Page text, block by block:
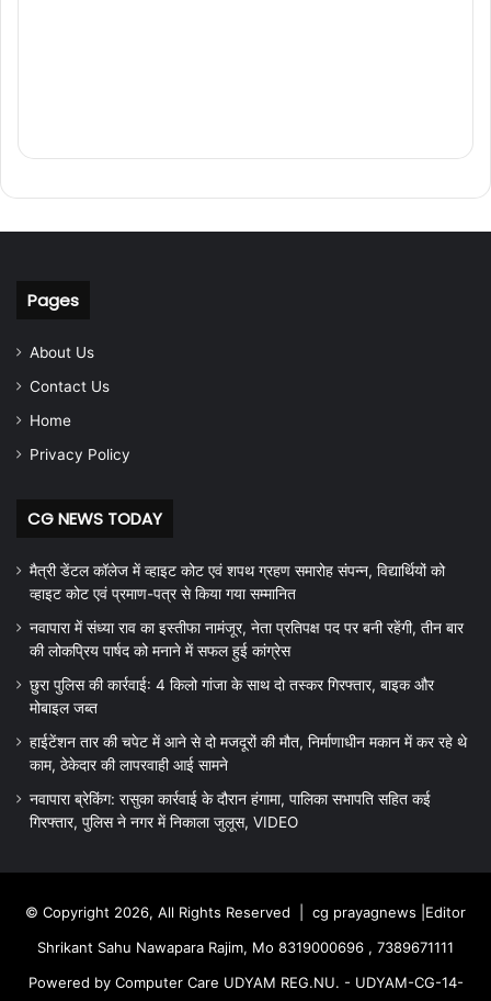
Pages
About Us
Contact Us
Home
Privacy Policy
CG NEWS TODAY
मैत्री डेंटल कॉलेज में व्हाइट कोट एवं शपथ ग्रहण समारोह संपन्न, विद्यार्थियों को
व्हाइट कोट एवं प्रमाण-पत्र से किया गया सम्मानित
नवापारा में संध्या राव का इस्तीफा नामंजूर, नेता प्रतिपक्ष पद पर बनी रहेंगी, तीन बार
की लोकप्रिय पार्षद को मनाने में सफल हुई कांग्रेस
छुरा पुलिस की कार्रवाई: 4 किलो गांजा के साथ दो तस्कर गिरफ्तार, बाइक और
मोबाइल जब्त
हाईटेंशन तार की चपेट में आने से दो मजदूरों की मौत, निर्माणाधीन मकान में कर रहे थे
काम, ठेकेदार की लापरवाही आई सामने
नवापारा ब्रेकिंग: रासुका कार्रवाई के दौरान हंगामा, पालिका सभापति सहित कई
गिरफ्तार, पुलिस ने नगर में निकाला जुलूस, VIDEO
© Copyright 2026, All Rights Reserved | cg prayagnews |Editor
Shrikant Sahu Nawapara Rajim, Mo 8319000696 , 7389671111
Powered by Computer Care UDYAM REG.NU. - UDYAM-CG-14-